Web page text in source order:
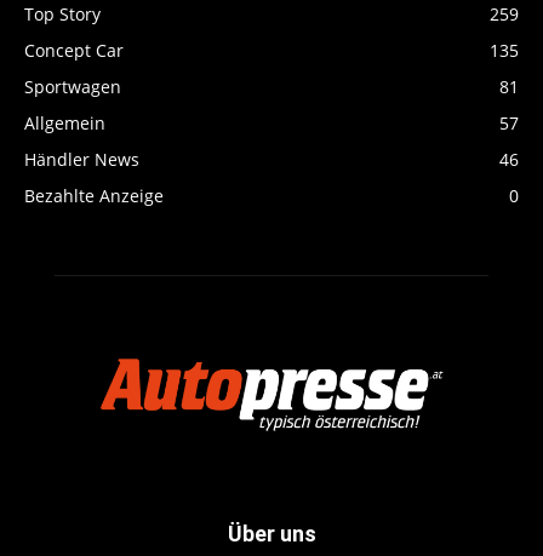
Top Story
259
Concept Car
135
Sportwagen
81
Allgemein
57
Händler News
46
Bezahlte Anzeige
0
Über uns